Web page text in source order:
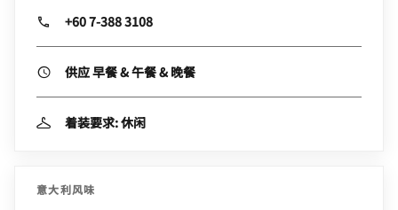
+60 7-388 3108
供应 早餐 & 午餐 & 晚餐
着装要求: 休闲
意大利风味